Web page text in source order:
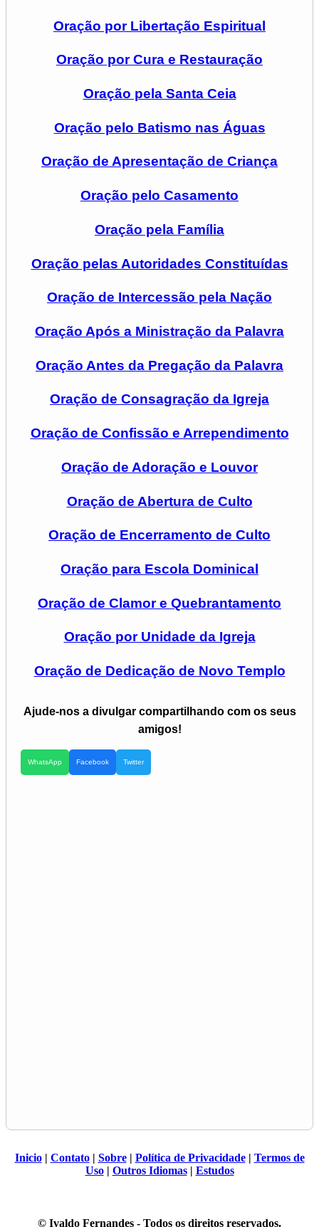
Oração por Libertação Espiritual
Oração por Cura e Restauração
Oração pela Santa Ceia
Oração pelo Batismo nas Águas
Oração de Apresentação de Criança
Oração pelo Casamento
Oração pela Família
Oração pelas Autoridades Constituídas
Oração de Intercessão pela Nação
Oração Após a Ministração da Palavra
Oração Antes da Pregação da Palavra
Oração de Consagração da Igreja
Oração de Confissão e Arrependimento
Oração de Adoração e Louvor
Oração de Abertura de Culto
Oração de Encerramento de Culto
Oração para Escola Dominical
Oração de Clamor e Quebrantamento
Oração por Unidade da Igreja
Oração de Dedicação de Novo Templo
Ajude-nos a divulgar compartilhando com os seus
amigos!
WhatsApp Facebook Twitter
Inicio| Contato| Sobre| Política de Privacidade| Termos de
Uso| Outros Idiomas| Estudos
© Ivaldo Fernandes - Todos os direitos reservados.